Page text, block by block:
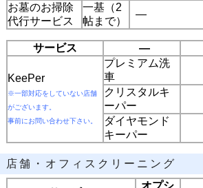
お墓のお掃除
代行サービス
一基（2
帖まで）
―
サービス ―
KeePer
※一部対応をしていない店舗
がございます。
事前にお問い合わせ下さい。
プレミアム洗
車
クリスタルキ
ーパー
ダイヤモンド
キーパー
店舗・オフィスクリーニング
オプシ